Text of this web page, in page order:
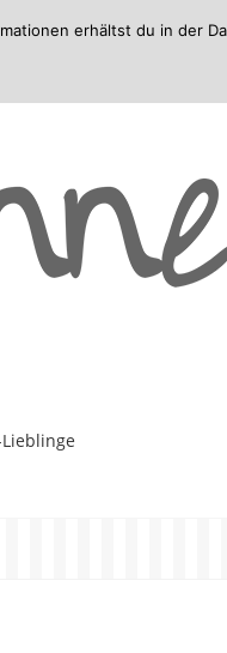
erhältst du in der